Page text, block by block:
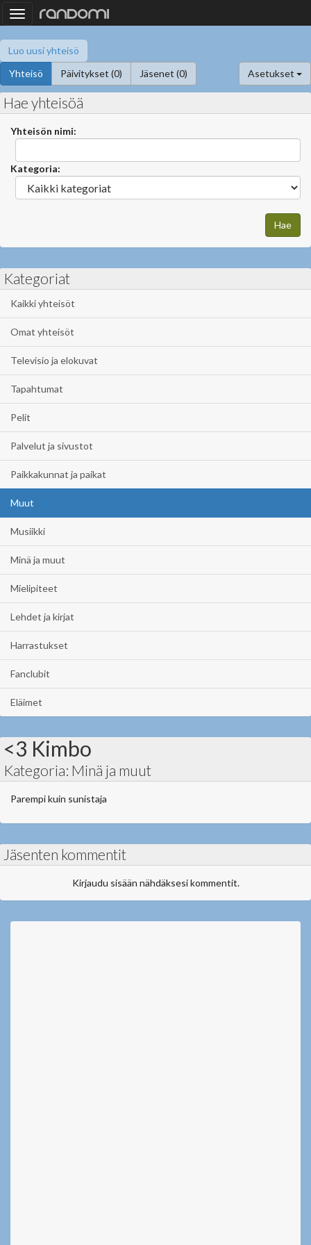
Toggle
navigation
Luo uusi yhteisö
Yhteisö
Päivitykset (0) Jäsenet (0) Asetukset
Hae yhteisöä
Yhteisön nimi:
Kategoria:
Kategoriat
Kaikki yhteisöt
Omat yhteisöt
Televisio ja elokuvat
Tapahtumat
Pelit
Palvelut ja sivustot
Paikkakunnat ja paikat
Muut
Musiikki
Minä ja muut
Mielipiteet
Lehdet ja kirjat
Harrastukset
Fanclubit
Eläimet
<3 Kimbo
Kategoria: Minä ja muut
Parempi kuin sunistaja
Jäsenten kommentit
Kirjaudu sisään nähdäksesi kommentit.